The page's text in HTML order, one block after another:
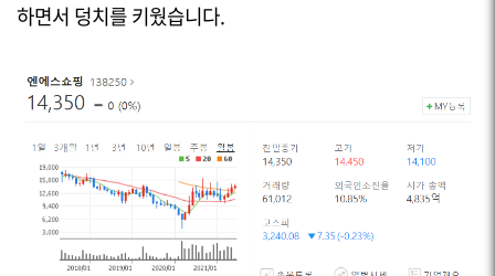
하면서 덩치를 키웠습니다.